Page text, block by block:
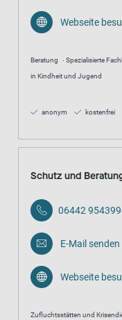
Webseite
Beratung
Spezialisierte
in Kindheit und Jugend
anonym kostenfrei
Schutz und
06442
E-Mail senden
Webseite
Zufluchtsstätten und